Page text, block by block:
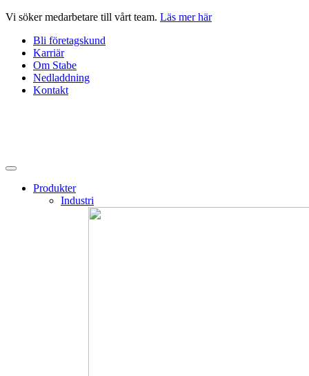
Hoppa
innehåll
Vi söker medarbetare till vårt team. Läs mer här
Bli företagskund
Karriär
Om Stabe
Nedladdning
Kontakt
Produkter
Industri